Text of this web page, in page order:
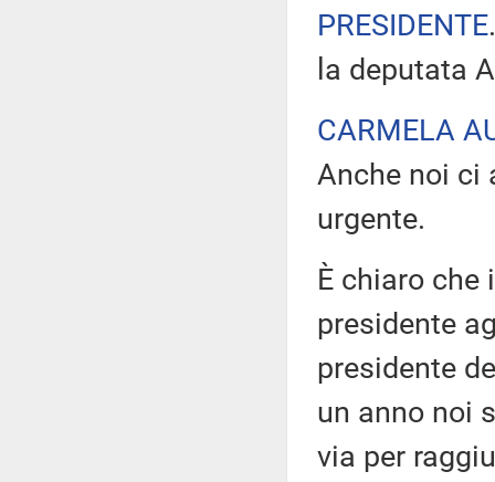
PRESIDENTE
la deputata
CARMELA
Anche noi ci
urgente.
È chiaro che
presidente
presidente
un anno noi
via per